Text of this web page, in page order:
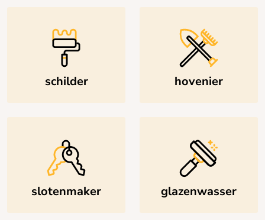
schilder hovenier
slotenmaker glazenwasser